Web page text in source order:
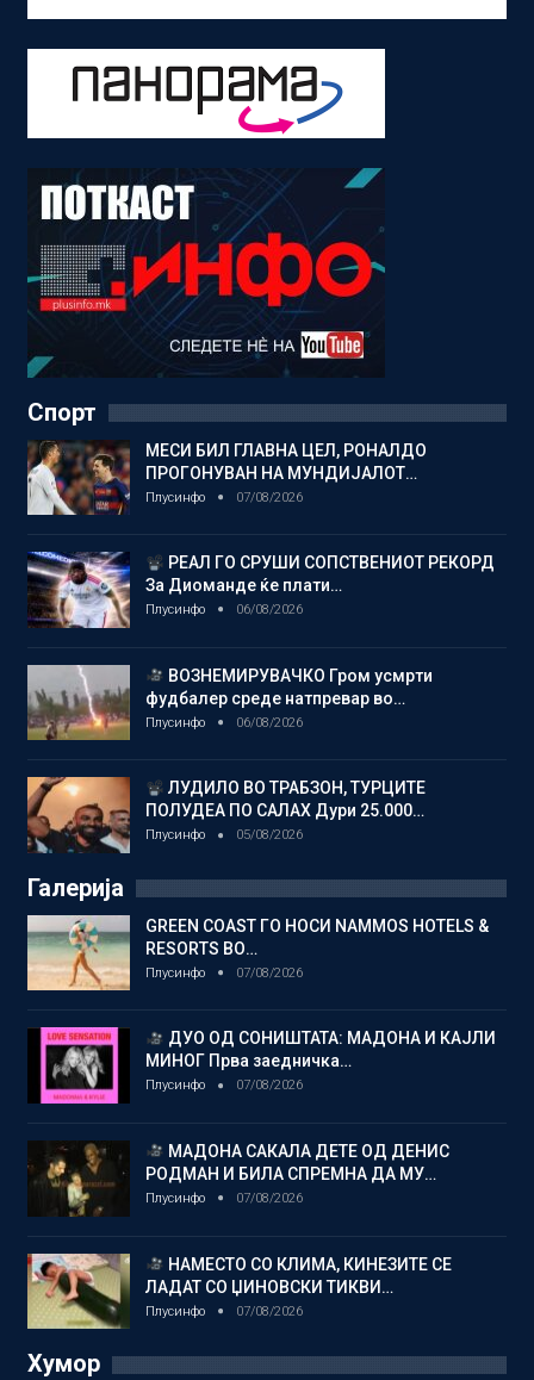
Спорт
МЕСИ БИЛ ГЛАВНА ЦЕЛ, РОНАЛДО
ПРОГОНУВАН НА МУНДИЈАЛОТ…
Плусинфо 07/08/2026
РЕАЛ ГО СРУШИ СОПСТВЕНИОТ РЕКОРД
За Диоманде ќе плати…
Плусинфо 06/08/2026
ВОЗНЕМИРУВАЧКО Гром усмрти
фудбалер среде натпревар во…
Плусинфо 06/08/2026
ЛУДИЛО ВО ТРАБЗОН, ТУРЦИТЕ
ПОЛУДЕА ПО САЛАХ Дури 25.000…
Плусинфо 05/08/2026
Галерија
GREEN COAST ГО НОСИ NAMMOS HOTELS &
RESORTS ВО…
Плусинфо 07/08/2026
ДУО ОД СОНИШТАТА: МАДОНА И КАЈЛИ
МИНОГ Прва заедничка…
Плусинфо 07/08/2026
МАДОНА САКАЛА ДЕТЕ ОД ДЕНИС
РОДМАН И БИЛА СПРЕМНА ДА МУ…
Плусинфо 07/08/2026
НАМЕСТО СО КЛИМА, КИНЕЗИТЕ СЕ
ЛАДАТ СО ЏИНОВСКИ ТИКВИ…
Плусинфо 07/08/2026
Хумор